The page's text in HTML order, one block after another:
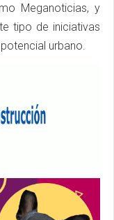
Meganoticias, y
tipo de iniciativas
urbano.